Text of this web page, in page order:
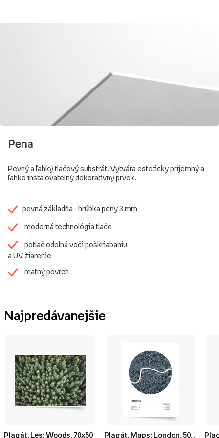
Pena
Pevný a ľahký tlačový substrát. Vytvára esteticky príjemný a
ľahko inštalovateľný dekoratívny prvok.
pevná základňa - hrúbka peny 3 mm
moderná technológia tlače
potlač odolná voči poškriabaniu
a UV žiarenie
matný povrch
Najpredávanejšie
Plagát, Les: Woods, 70x50